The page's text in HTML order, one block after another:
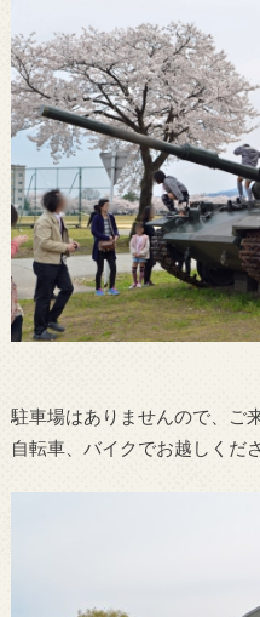
駐車場はありませんので、ご
自転車、バイクでお越しくださ